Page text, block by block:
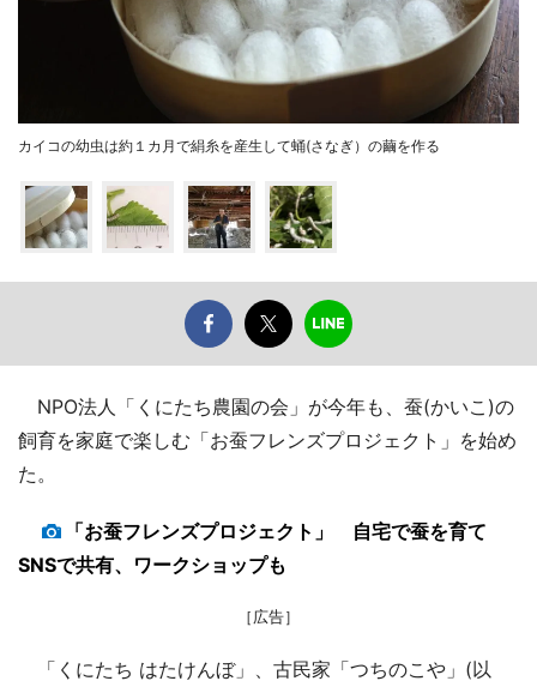
カイコの幼虫は約１カ月で絹糸を産生して蛹(さなぎ）の繭を作る
NPO法人「くにたち農園の会」が今年も、蚕(かいこ)の
飼育を家庭で楽しむ「お蚕フレンズプロジェクト」を始め
た。
「お蚕フレンズプロジェクト」 自宅で蚕を育て
SNSで共有、ワークショップも
［広告］
「くにたち はたけんぼ」、古民家「つちのこや」(以